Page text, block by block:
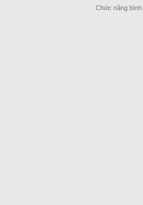
Chức năng bình